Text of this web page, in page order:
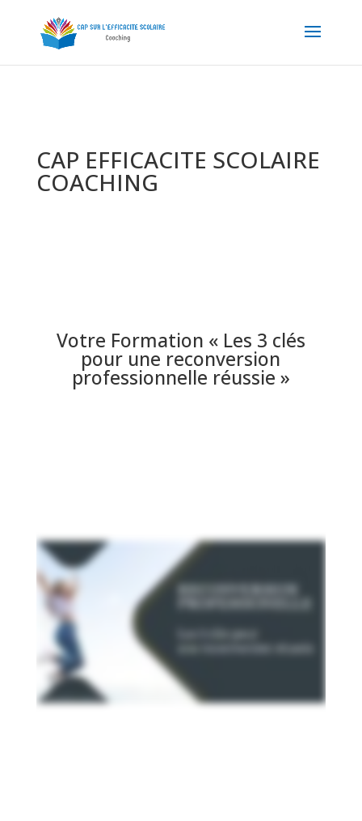
CAP EFFICACITE SCOLAIRE
COACHING
Votre Formation « Les 3 clés
pour une reconversion
professionnelle réussie »